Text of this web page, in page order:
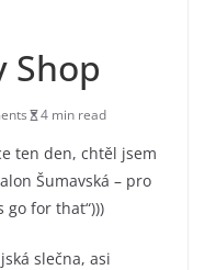
Shop
4 min read
ten den, chtěl jsem
Šumavská – pro
go for that“)))
slečna, asi